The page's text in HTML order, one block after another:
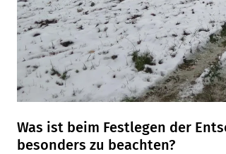
Was ist beim Festlegen der
besonders zu beachten?